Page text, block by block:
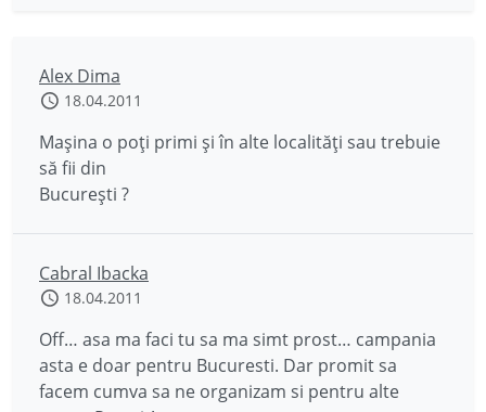
Alex Dima
18.04.2011
Maşina o poţi primi şi în alte localităţi sau trebuie
să fii din
Bucureşti ?
Cabral Ibacka
18.04.2011
Off… asa ma faci tu sa ma simt prost… campania
asta e doar pentru Bucuresti. Dar promit sa
facem cumva sa ne organizam si pentru alte